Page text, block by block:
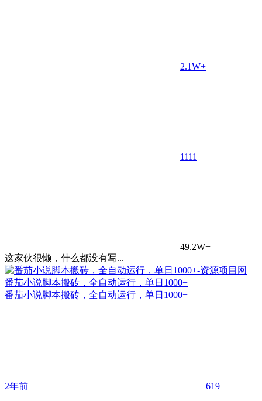
2.1W+
1111
49.2W+
这家伙很懒，什么都没有写...
番茄小说脚本搬砖，全自动运行，单日1000+
番茄小说脚本搬砖，全自动运行，单日1000+
2年前 619